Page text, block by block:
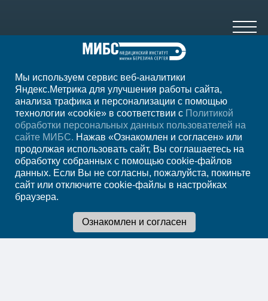
+7 (4752) 63-33-63
ежедн. 7.00-23.00
РегионТамбов
Записаться на
прием
Мы используем сервис веб-аналитики
Яндекс.Метрика для улучшения работы сайта,
анализа трафика и персонализации с помощью
технологии «cookie» в соответствии с Политикой
обработки персональных данных пользователей на
сайте МИБС. Нажав «Ознакомлен и согласен» или
продолжая использовать сайт, Вы соглашаетесь на
обработку собранных с помощью cookie-файлов
данных. Если Вы не согласны, пожалуйста, покиньте
сайт или отключите cookie-файлы в настройках
браузера.